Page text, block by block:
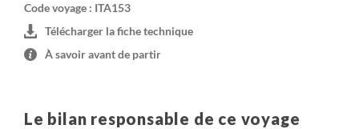
Code voyage : ITA153
Télécharger la fiche technique
À savoir avant de partir
Le bilan responsable de ce voyage